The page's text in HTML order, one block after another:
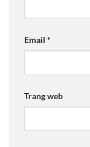
Email *
Trang web